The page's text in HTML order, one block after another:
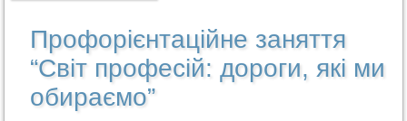
Профорієнтаційне заняття
“Світ професій: дороги, які ми
обираємо”